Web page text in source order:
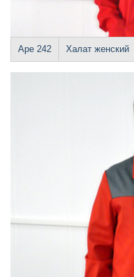
Аре 242 Халат женский